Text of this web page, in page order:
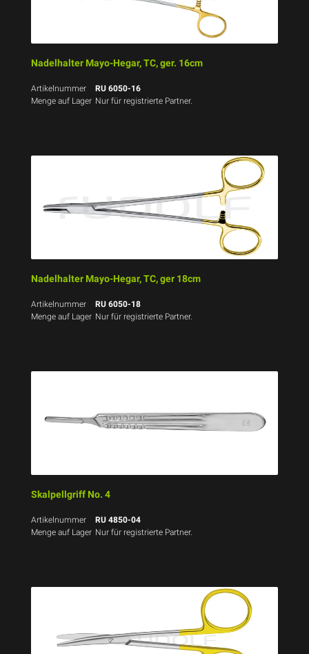
Nadelhalter Mayo-Hegar, TC, ger. 16cm
Artikelnummer
RU 6050-16
Menge auf Lager Nur für registrierte Partner.
Nadelhalter Mayo-Hegar, TC, ger 18cm
Artikelnummer
RU 6050-18
Menge auf Lager Nur für registrierte Partner.
Skalpellgriff No. 4
Artikelnummer
RU 4850-04
Menge auf Lager Nur für registrierte Partner.